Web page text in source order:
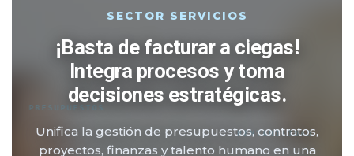
PRESUPUESTOS
RENTABILIDAD
SECTOR SERVICIOS
¡Basta de facturar a ciegas!
Integra procesos y toma
decisiones estratégicas.
Unifica la gestión de presupuestos, contratos,
proyectos, finanzas y talento humano en una